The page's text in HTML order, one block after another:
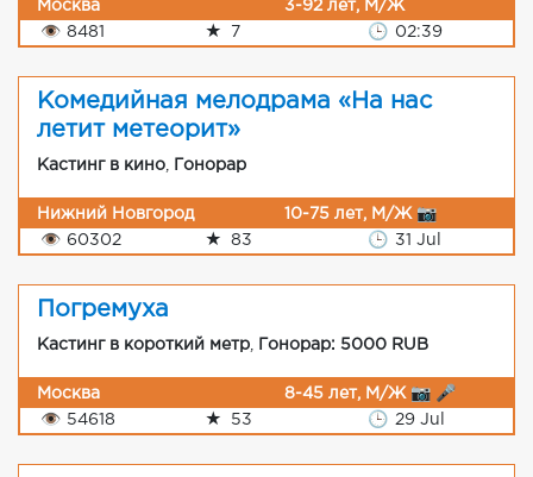
Москва
3-92 лет, М/Ж
👁 8481 ★ 7 🕒 02:39
Комедийная мелодрама «На нас
летит метеорит»
Кастинг в кино Гонорар
Нижний Новгород
10-75 лет, М/Ж 📷
👁 60302 ★ 83 🕒 31 Jul
Погремуха
Кастинг в короткий метр Гонорар: 5000 RUB
Москва
8-45 лет, М/Ж 📷 🎤
👁 54618 ★ 53 🕒 29 Jul